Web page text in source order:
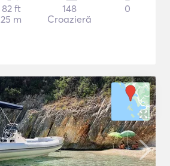
82 ft
25 m
148
Croazieră
0